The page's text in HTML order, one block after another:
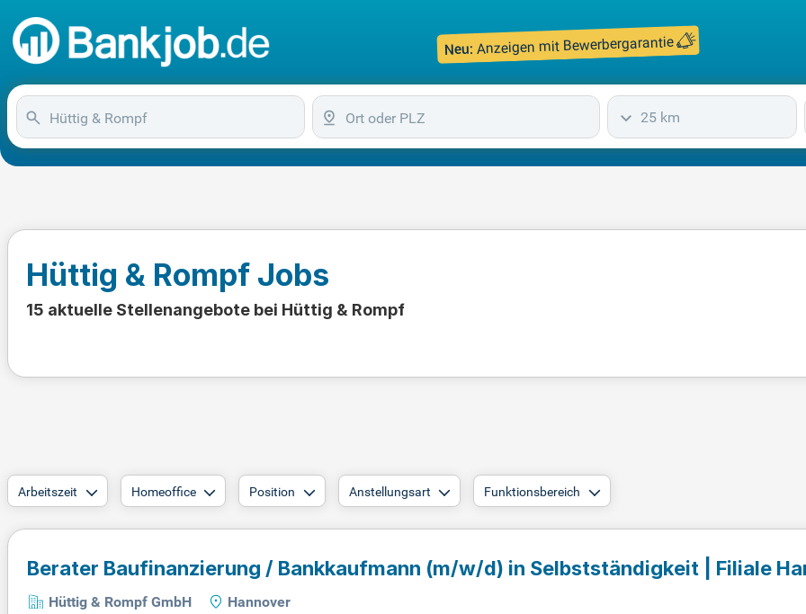
Neu: Anzeigen mit Bewerbergarantie
25 km
Hüttig & Rompf Jobs
15 aktuelle Stellenangebote bei Hüttig & Rompf
Arbeitszeit Homeoffice Position Anstellungsart Funktionsbereich
Berater Baufinanzierung / Bankkaufmann (m/w/d) in Selbstständigkeit | Filiale
Hüttig & Rompf GmbH
Hannover